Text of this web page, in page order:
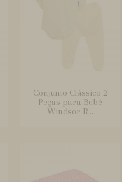
Conjunto Clássico 2
Peças para Bebê
Windsor R...